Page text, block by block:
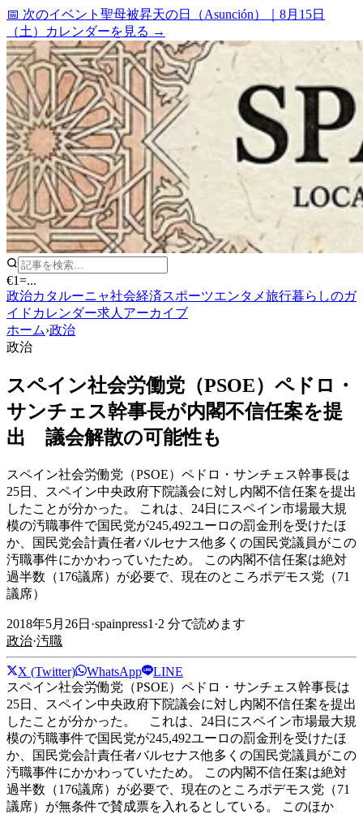
📅 次のイベント 聖母被昇天の日（Asunción）
8月15日
（土）
カレンダーを見る →
€1=...
政治カタルーニャ社会経済スポーツエンタメ旅行暮らしのガ
イド カレンダー求人 アーカイブ
ホーム›政治
政治
スペイン社会労働党（PSOE）ペドロ・
サンチェス幹事長が内閣不信任案を提
出 議会解散の可能性も
スペイン社会労働党（PSOE）ペドロ・サンチェス幹事長は
25日、スペイン中央政府下院議会に対し内閣不信任案を提出
したことが分かった。 これは、24日にスペイン市場最大規
模の汚職事件で国民党が245,492ユーロの罰金刑を受けたほ
か、国民党会計責任者バルセナス他多くの国民党議員がこの
汚職事件にかかわっていたため。 この内閣不信任案は絶対
過半数（176議席）が必要で、現在のところポデモス党（71
議席）
2018年5月26日 ·spainpress1 ·2 分で読めます
政治·汚職
X (Twitter) WhatsApp
LINE
スペイン社会労働党（PSOE）ペドロ・サンチェス幹事長は
25日、スペイン中央政府下院議会に対し内閣不信任案を提出
したことが分かった。 これは、24日にスペイン市場最大規
模の汚職事件で国民党が245,492ユーロの罰金刑を受けたほ
か、国民党会計責任者バルセナス他多くの国民党議員がこの
汚職事件にかかわっていたため。 この内閣不信任案は絶対
過半数（176議席）が必要で、現在のところポデモス党（71
議席）が無条件で賛成票を入れるとしている。 このほか